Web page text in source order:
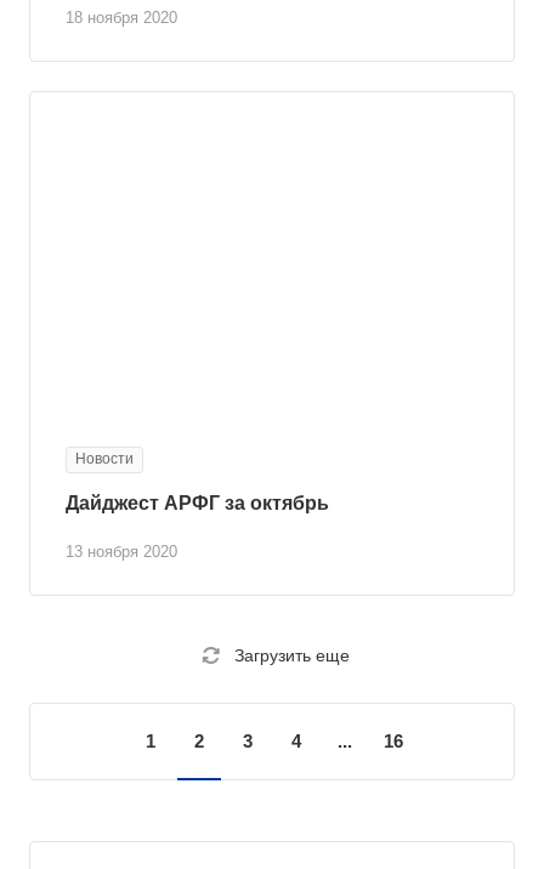
18 ноября 2020
Новости
13 ноября 2020
Дайджест АРФГ за октябрь
Загрузить еще
1 2 3 4 ... 16